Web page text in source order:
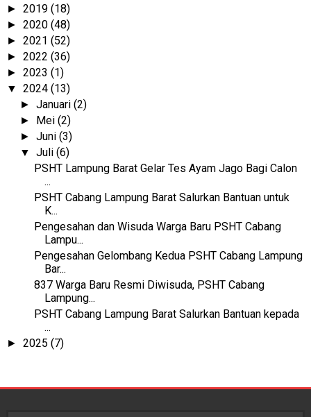
► 2019 (18)
► 2020 (48)
► 2021 (52)
► 2022 (36)
► 2023 (1)
▼ 2024 (13)
►Januari(2)
► Mei(2)
►Juni(3)
▼Juli(6)
PSHT Lampung Barat Gelar Tes Ayam Jago Bagi Calon
...
PSHT Cabang Lampung Barat Salurkan Bantuan untuk
K...
Pengesahan dan Wisuda Warga Baru PSHT Cabang
Lampu...
Pengesahan Gelombang Kedua PSHT Cabang Lampung
Bar...
837 Warga Baru Resmi Diwisuda, PSHT Cabang
Lampung...
PSHT Cabang Lampung Barat Salurkan Bantuan kepada
...
► 2025 (7)